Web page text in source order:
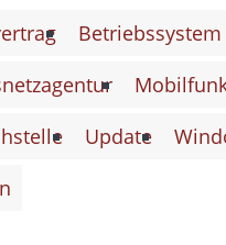
Betriebssystem
Update